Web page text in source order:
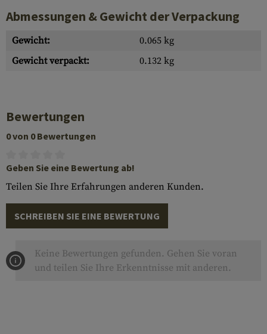
Abmessungen & Gewicht der Verpackung
Gewicht:
0.065 kg
Gewicht verpackt:
0.132 kg
Bewertungen
0 von 0 Bewertungen
Geben Sie eine Bewertung ab!
Teilen Sie Ihre Erfahrungen anderen Kunden.
SCHREIBEN SIE EINE BEWERTUNG
Keine Bewertungen gefunden. Gehen Sie voran
und teilen Sie Ihre Erkenntnisse mit anderen.